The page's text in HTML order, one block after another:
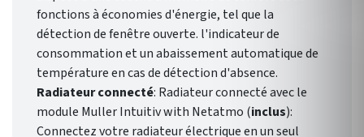
fonctions à économies d'énergie, tel que la
détection de fenêtre ouverte. l'indicateur de
consommation et un abaissement automatique de
température en cas de détection d'absence.
Radiateur connecté: Radiateur connecté avec le
module Muller Intuitiv with Netatmo (inclus):
Connectez votre radiateur électrique en un seul